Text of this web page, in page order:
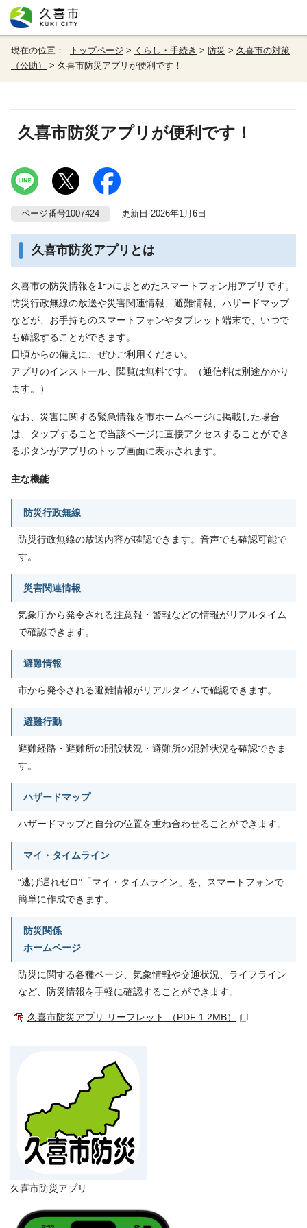
現在の位置： トップページ > くらし・手続き > 防災 > 久喜市の対策
（公助）
> 久喜市防災アプリが便利です！
久喜市防災アプリが便利です！
ページ番号1007424 更新日 2026年1月6日
久喜市防災アプリとは
久喜市の防災情報を1つにまとめたスマートフォン用アプリです。
防災行政無線の放送や災害関連情報、避難情報、ハザードマップ
などが、お手持ちのスマートフォンやタブレット端末で、いつで
も確認することができます。
日頃からの備えに、ぜひご利用ください。
アプリのインストール、閲覧は無料です。（通信料は別途かかり
ます。）
なお、災害に関する緊急情報を市ホームページに掲載した場合
は、タップすることで当該ページに直接アクセスすることができ
るボタンがアプリのトップ画面に表示されます。
主な機能
防災行政無線
防災行政無線の放送内容が確認できます。音声でも確認可能で
す。
災害関連情報
気象庁から発令される注意報・警報などの情報がリアルタイム
で確認できます。
避難情報
市から発令される避難情報がリアルタイムで確認できます。
避難行動
避難経路・避難所の開設状況・避難所の混雑状況を確認できま
す。
ハザードマップ
ハザードマップと自分の位置を重ね合わせることができます。
マイ・タイムライン
“逃げ遅れゼロ”「マイ・タイムライン」を、スマートフォンで
簡単に作成できます。
防災関係
ホームページ
防災に関する各種ページ、気象情報や交通状況、ライフライン
など、防災情報を手軽に確認することができます。
久喜市防災アプリ リーフレット （PDF 1.2MB）
久喜市防災アプリ